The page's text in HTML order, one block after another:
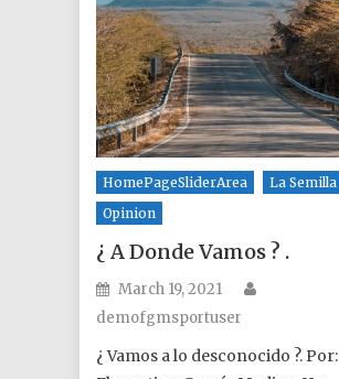
HomePageSliderArea
La Semilla
Opinion
¿ A Donde Vamos ? .
Posted on
March 19, 2021
demofgmsportuser
¿ Vamos a lo desconocido ?. Por: